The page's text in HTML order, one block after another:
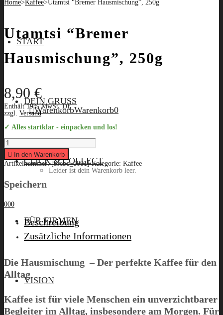
START
DEIN GRUSS
CLICK & COLLECT
FÜR FIRMEN
VISION
WarenkorbWarenkorb0
Leider ist dein Warenkorb leer.
Home>Kaffee>Utamtsi “Bremer Hausmischung”, 250g
Utamtsi “Bremer
Hausmischung”, 250g
8,90 €
Enthält 19% MwSt. DE
zzgl. Versand
✓ Alles startklar - einpacken und los!
Utamtsi
"Bremer
Hausmischung",
250g
In den Warenkorb
Artikelnummer:[brebo_0001] Kategorie: Kaffee
Speichern
000
Beschreibung
Zusätzliche Informationen
Die Hausmischung – Der perfekte Kaffee für den
Alltag
Kaffee ist für viele Menschen ein unverzichtbarer
Begleiter im Alltag, insbesondere am Morgen. Für